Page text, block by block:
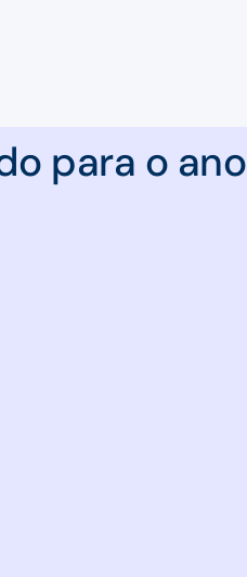
para o ano